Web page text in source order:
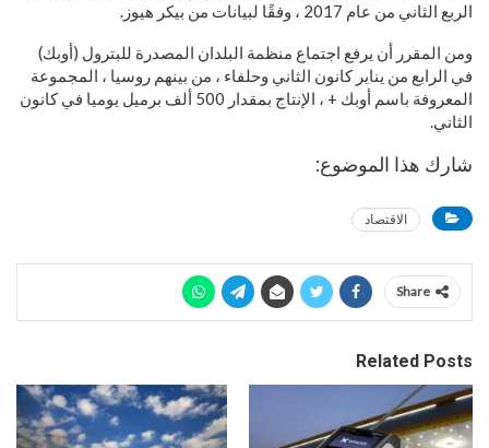
الربع الثاني من عام 2017 ، وفقًا لبيانات من بيكر هيوز.
ومن المقرر أن يرفع اجتماع منظمة البلدان المصدرة للبترول (أوبك)
في الرابع من يناير كانون الثاني وحلفاء ، من بينهم روسيا ، المجموعة
المعروفة باسم أوبك + ، الإنتاج بمقدار 500 ألف برميل يوميا في كانون
الثاني.
شارك هذا الموضوع:
الاقتصاد
Share
Related Posts